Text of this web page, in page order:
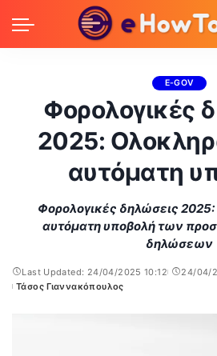
E-GOV
Φορολογικές
2025:
αυτόματη
Φορολογικές δηλώσεις
αυτόματη υποβολή των
δηλώσεων
Last Updated: 24/04/2025 10:12
24/04/
Posted
Τάσος Γιαννακόπουλος